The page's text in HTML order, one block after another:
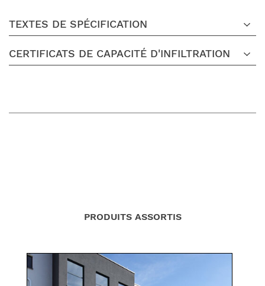
TEXTES DE SPÉCIFICATION
CERTIFICATS DE CAPACITÉ D'INFILTRATION
PRODUITS ASSORTIS